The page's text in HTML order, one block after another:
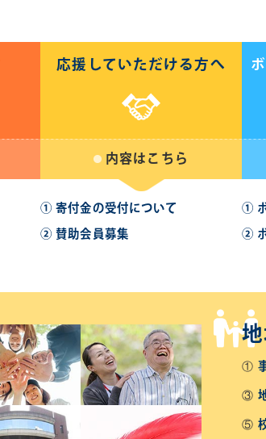
応援していただける方へ
内容はこちら
① 寄付金の受付について
② 賛助会員募集
①
②